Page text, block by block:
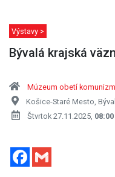
Výstavy >
Bývalá krajská
Múzeum obetí
Košice-Staré Mesto,
Štvrtok 27.11.2025, 08:00
Facebook